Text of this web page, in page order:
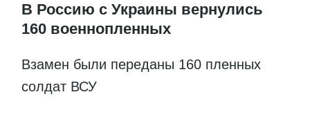
В Россию с Украины вернулись
160 военнопленных
Взамен были переданы 160 пленных
солдат ВСУ